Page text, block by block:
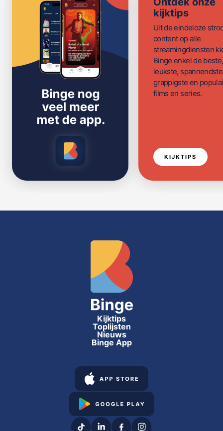
kijktips
Uit de eindeloze
content op alle
streamingdiensten
Binge enkel de beste,
leukste,
grappigste en
films en series.
KIJKTIPS
Kijktips
Toplijsten
Nieuws
Binge App